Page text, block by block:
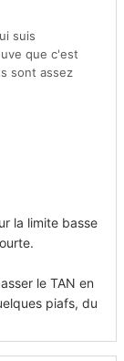
suis
que c'est
sont assez
petit que son
pas plus.
il ne
tout
les niches .
la limite basse
le TAN en
piafs, du